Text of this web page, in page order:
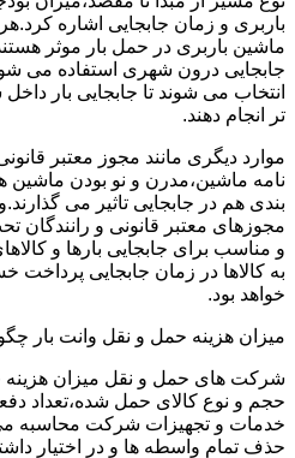
باربری و زمان جابجایی اشاره
ماشین باربری در حمل بار موثر
جابجایی درون شهری استفاده می
انتخاب می شوند تا جابجایی بار
تر انجام دهند.
موارد دیگری مانند مجوز معتبر
نامه ماشین،مدرن و نو بودن ماشین
بندی هم در جابجایی تاثیر می
مجوزهای معتبر قانونی و
و مناسب برای جابجایی بارها و
به کالاها در زمان جابجایی
خواهد بود.
میزان هزینه حمل و نقل وانت بار
شرکت های حمل و نقل میزان هزینه
حجم و نوع کالای حمل شده،تعداد
خدمات و تجهیزات شرکت محاسبه می
حذف تمام واسطه ها و در اختیار